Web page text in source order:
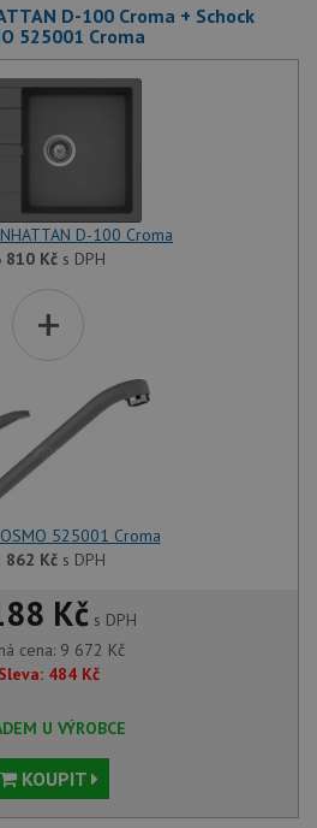
D-100 Croma + Schock
525001 Croma
D-100 Croma
810 Kčs DPH
+
525001 Croma
862 Kčs DPH
Kč s DPH
cena: 9 672 Kč
Sleva: 484 Kč
U VÝROBCE
KOUPIT